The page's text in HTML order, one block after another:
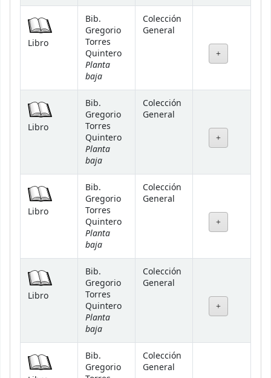
Libro
Bib.
Gregorio
Torres
Quintero
Planta
baja
Colección
General
Libro
Bib.
Gregorio
Torres
Quintero
Planta
baja
Colección
General
Libro
Bib.
Gregorio
Torres
Quintero
Planta
baja
Colección
General
Libro
Bib.
Gregorio
Torres
Quintero
Planta
baja
Colección
General
Bib.
Gregorio
Colección
General